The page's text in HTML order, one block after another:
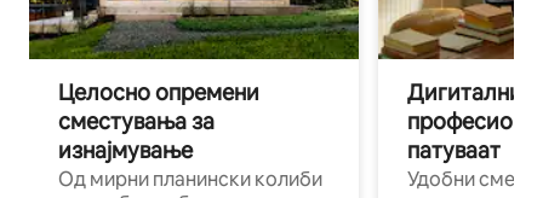
Целосно опремени
сместувања за
изнајмување
Од мирни планински колиби
Дигитални
патуваат
Удобни